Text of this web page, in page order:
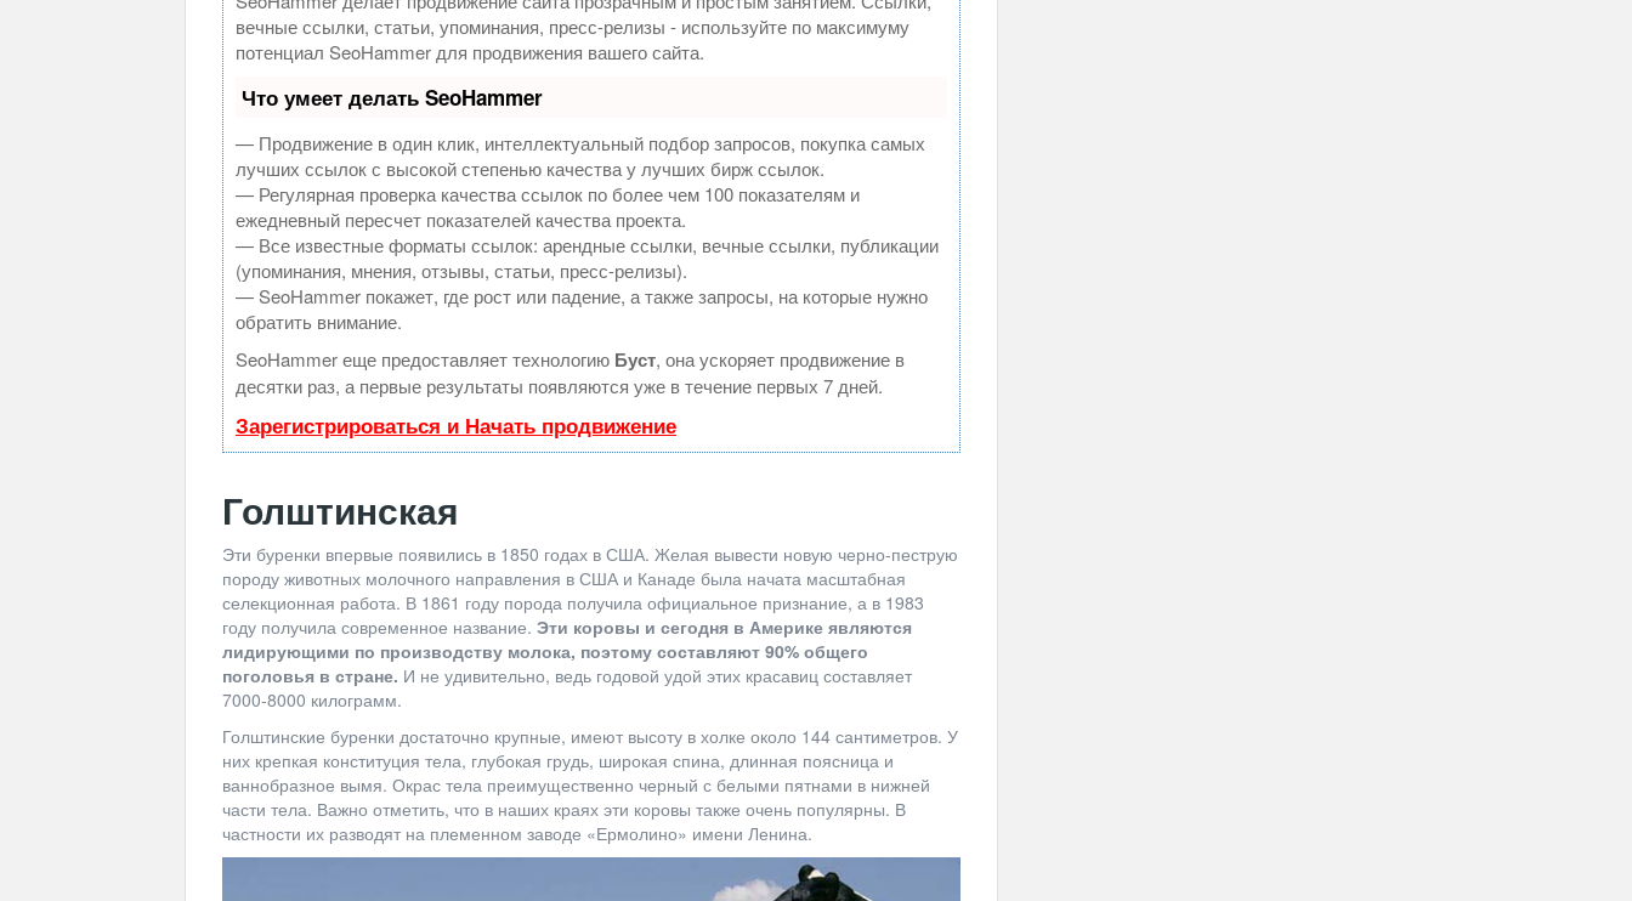
вечные ссылки, статьи, упоминания, пресс-релизы - используйте по максимуму
потенциал SeoHammer для продвижения вашего сайта.
Что умеет делать SeoHammer
— Продвижение в один клик, интеллектуальный подбор запросов, покупка самых
лучших ссылок с высокой степенью качества у лучших бирж ссылок.
— Регулярная проверка качества ссылок по более чем 100 показателям и
ежедневный пересчет показателей качества проекта.
— Все известные форматы ссылок: арендные ссылки, вечные ссылки, публикации
(упоминания, мнения, отзывы, статьи, пресс-релизы).
— SeoHammer покажет, где рост или падение, а также запросы, на которые нужно
обратить внимание.
SeoHammer еще предоставляет технологию Буст, она ускоряет продвижение в
десятки раз, а первые результаты появляются уже в течение первых 7 дней.
Зарегистрироваться и Начать продвижение
Голштинская
Эти буренки впервые появились в 1850 годах в США. Желая вывести новую черно-пеструю
породу животных молочного направления в США и Канаде была начата масштабная
селекционная работа. В 1861 году порода получила официальное признание, а в 1983
году получила современное название. Эти коровы и сегодня в Америке являются
лидирующими по производству молока, поэтому составляют 90% общего
поголовья в стране. И не удивительно, ведь годовой удой этих красавиц составляет
7000-8000 килограмм.
Голштинские буренки достаточно крупные, имеют высоту в холке около 144 сантиметров. У
них крепкая конституция тела, глубокая грудь, широкая спина, длинная поясница и
ваннобразное вымя. Окрас тела преимущественно черный с белыми пятнами в нижней
части тела. Важно отметить, что в наших краях эти коровы также очень популярны. В
частности их разводят на племенном заводе «Ермолино» имени Ленина.